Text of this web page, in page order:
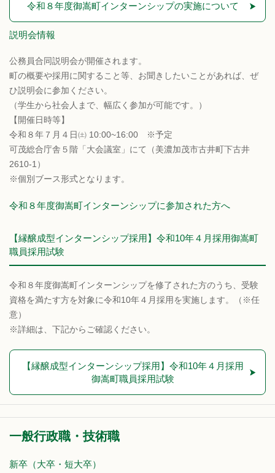
令和８年度御嵩町インターンシップの実施について
説明会情報
公務員合同説明会が開催されます。
町の概要や採用に関すること等、お聞きしたいことがあれば、ぜ
ひ説明会に参加ください。
（学生から社会人まで、幅広く参加が可能です。）
【開催日時等】
令和８年７月４日㈯ 10:00~16:00 ※予定
可茂総合庁舎５階「大会議室」にて（美濃加茂市古井町下古井
2610-1）
※個別ブース形式となります。
令和８年度御嵩町インターンシップに参加された方へ
【縁醸成型インターンシップ採用】令和10年４月採用御嵩町
職員採用試験
令和８年度御嵩町インターンシップを修了された方のうち、受験
資格を満たす方を対象に令和10年４月採用を実施します。（※任
意）
※詳細は、下記からご確認ください。
【縁醸成型インターンシップ採用】令和10年４月採用
御嵩町職員採用試験
一般行政職・技術職
新卒（大卒・短大卒）